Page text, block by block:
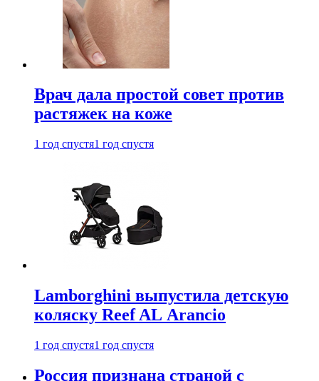
Врач дала простой совет против
растяжек на коже
1 год спустя1 год спустя
Lamborghini выпустила детскую
коляску Reef AL Arancio
1 год спустя1 год спустя
Россия признана страной с